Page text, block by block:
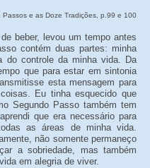
Passos e as Doze Tradições, p.99 e 100
beber, levou um tempo antes
contém duas partes: minha
do controle da minha vida. Da
que para estar em sintonia
esta mensagem para
Eu tinha esquecido que
Segundo Passo também tem
que era necessário para
as áreas de minha vida.
não somente permaneço
a sobriedade, mas também
em alegria de viver.